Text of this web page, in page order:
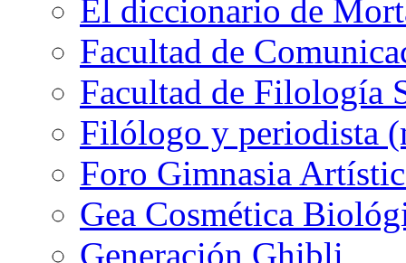
El diccionario de
Facultad de
Facultad de Filología
Filólogo y periodista
Foro Gimnasia
Gea Cosmética
Generación Ghibli